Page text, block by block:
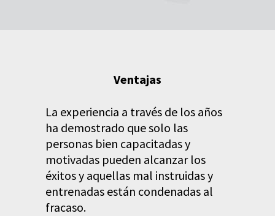
Ventajas
La experiencia a través de los años
ha demostrado que solo las
personas bien capacitadas y
motivadas pueden alcanzar los
éxitos y aquellas mal instruidas y
entrenadas están condenadas al
fracaso.